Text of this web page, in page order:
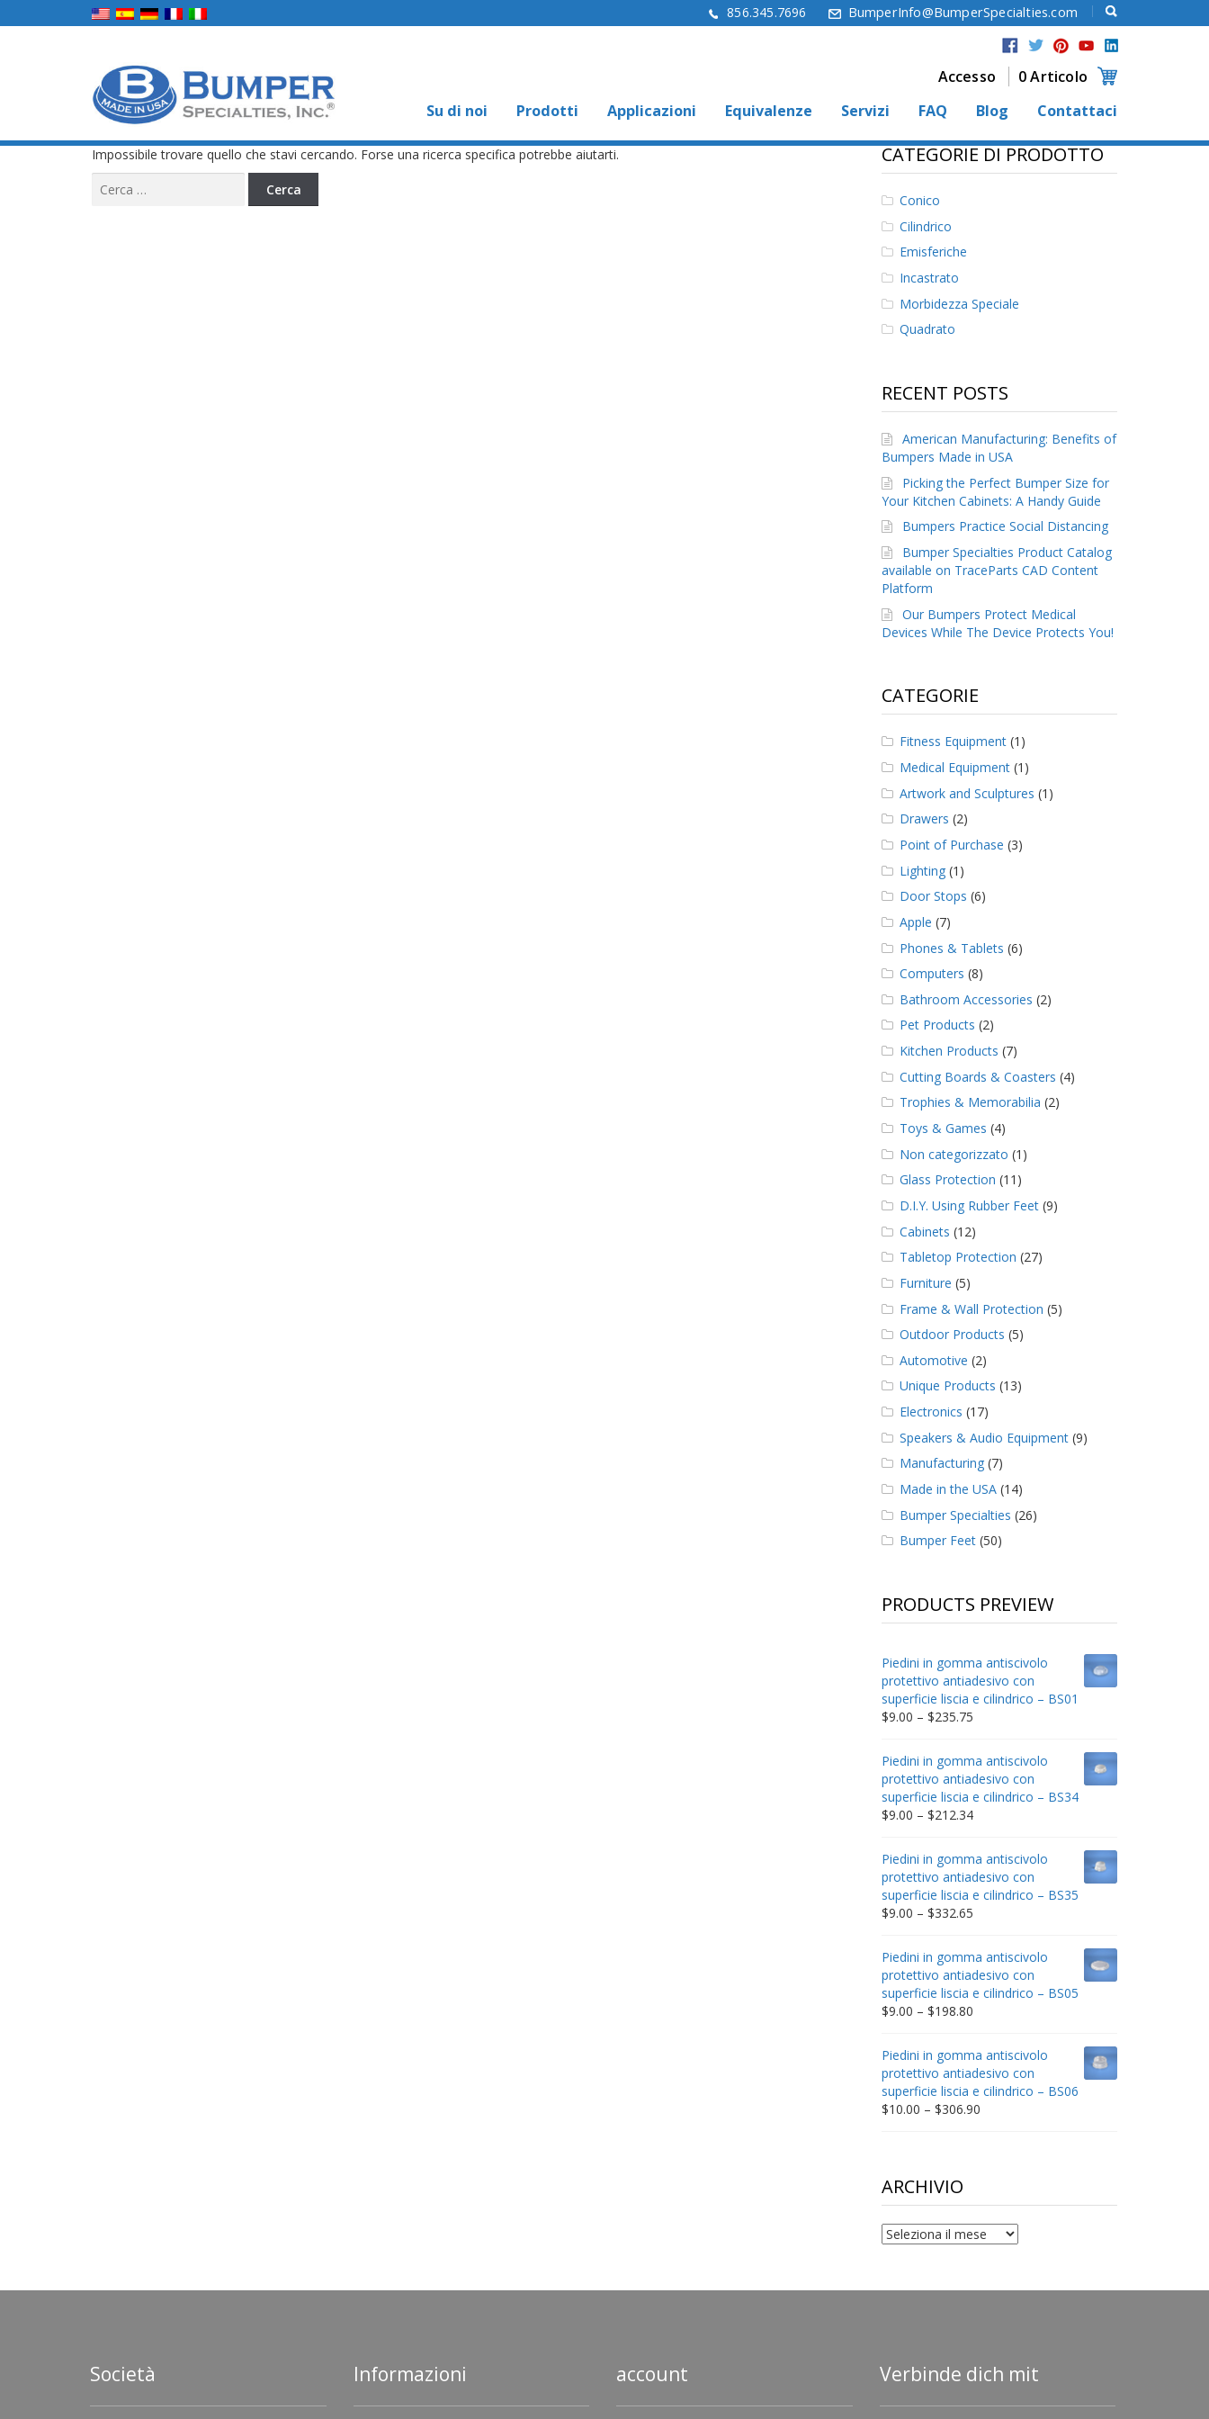
856.345.7696 BumperInfo@BumperSpecialties.com
Accesso
0 Articolo
Su di noi
Prodotti Applicazioni Equivalenze Servizi FAQ Blog Contattaci
Impossibile trovare quello che stavi cercando. Forse una ricerca specifica potrebbe aiutarti.
per:
CATEGORIE DI PRODOTTO
Conico
Cilindrico
Emisferiche
Incastrato
Morbidezza Speciale
Quadrato
RECENT POSTS
American Manufacturing: Benefits of
Bumpers Made in USA
Picking the Perfect Bumper Size for
Your Kitchen Cabinets: A Handy Guide
Bumpers Practice Social Distancing
Bumper Specialties Product Catalog
available on TraceParts CAD Content
Platform
Our Bumpers Protect Medical
Devices While The Device Protects You!
CATEGORIE
Fitness Equipment(1)
Medical Equipment(1)
Artwork and Sculptures (1)
Drawers (2)
Point of Purchase (3)
Lighting(1)
Door Stops (6)
Apple (7)
Phones & Tablets (6)
Computers (8)
Bathroom Accessories (2)
Pet Products (2)
Kitchen Products (7)
Cutting Boards & Coasters (4)
Trophies & Memorabilia (2)
Toys & Games (4)
Non categorizzato (1)
Glass Protection (11)
D.I.Y. Using Rubber Feet(9)
Cabinets (12)
Tabletop Protection (27)
Furniture (5)
Frame & Wall Protection (5)
Outdoor Products (5)
Automotive (2)
Unique Products (13)
Electronics (17)
Speakers & Audio Equipment(9)
Manufacturing(7)
Made in the USA(14)
Bumper Specialties (26)
Bumper Feet(50)
PRODUCTS PREVIEW
Piedini in gomma antiscivolo
protettivo antiadesivo con
superficie liscia e cilindrico – BS01
$9.00 – $235.75Price
through
$235.75
Piedini in gomma antiscivolo
protettivo antiadesivo con
superficie liscia e cilindrico – BS34
$9.00 – $212.34Price
through
$212.34
Piedini in gomma antiscivolo
protettivo antiadesivo con
superficie liscia e cilindrico – BS35
$9.00 – $332.65Price
through
$332.65
Piedini in gomma antiscivolo
protettivo antiadesivo con
superficie liscia e cilindrico – BS05
$9.00 – $198.80Price
through
$198.80
Piedini in gomma antiscivolo
protettivo antiadesivo con
superficie liscia e cilindrico – BS06
$10.00 – $306.90Price
ARCHIVIO
archivio
Società Informazioni account Verbinde dich mit